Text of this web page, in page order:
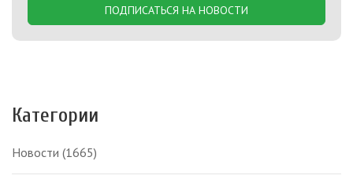
ПОДПИСАТЬСЯ НА НОВОСТИ
Категории
Новости (1665)